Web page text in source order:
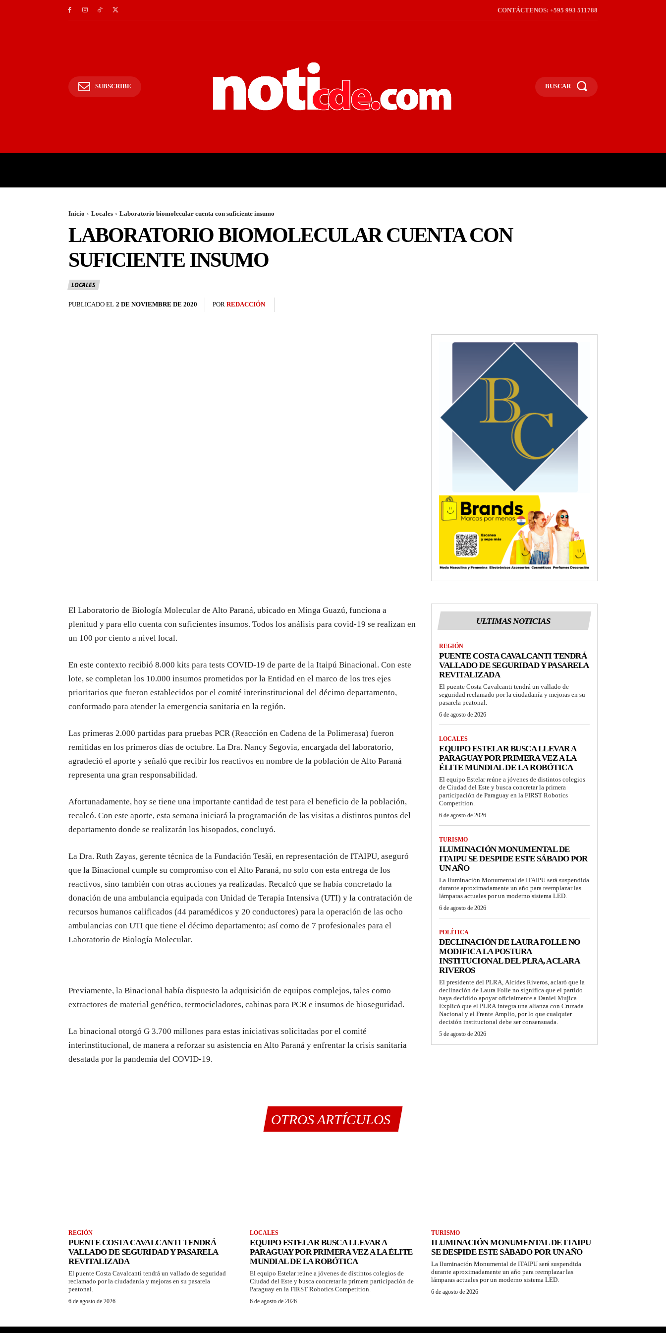
CONTÁCTENOS: +595 993 511788
SUBSCRIBE BUSCAR
Inicio Locales Laboratorio biomolecular cuenta con suficiente insumo
LABORATORIO BIOMOLECULAR CUENTA CON
SUFICIENTE INSUMO
LOCALES
PUBLICADO EL 2 DE NOVIEMBRE DE 2020 POR REDACCIÓN
El Laboratorio de Biología Molecular de Alto Paraná, ubicado en Minga Guazú, funciona a
plenitud y para ello cuenta con suficientes insumos. Todos los análisis para covid-19 se realizan en
un 100 por ciento a nivel local.
En este contexto recibió 8.000 kits para tests COVID-19 de parte de la Itaipú Binacional. Con este
lote, se completan los 10.000 insumos prometidos por la Entidad en el marco de los tres ejes
prioritarios que fueron establecidos por el comité interinstitucional del décimo departamento,
conformado para atender la emergencia sanitaria en la región.
Las primeras 2.000 partidas para pruebas PCR (Reacción en Cadena de la Polimerasa) fueron
remitidas en los primeros días de octubre. La Dra. Nancy Segovia, encargada del laboratorio,
agradeció el aporte y señaló que recibir los reactivos en nombre de la población de Alto Paraná
representa una gran responsabilidad.
Afortunadamente, hoy se tiene una importante cantidad de test para el beneficio de la población,
recalcó. Con este aporte, esta semana iniciará la programación de las visitas a distintos puntos del
departamento donde se realizarán los hisopados, concluyó.
La Dra. Ruth Zayas, gerente técnica de la Fundación Tesãi, en representación de ITAIPU, aseguró
que la Binacional cumple su compromiso con el Alto Paraná, no solo con esta entrega de los
reactivos, sino también con otras acciones ya realizadas. Recalcó que se había concretado la
donación de una ambulancia equipada con Unidad de Terapia Intensiva (UTI) y la contratación de
recursos humanos calificados (44 paramédicos y 20 conductores) para la operación de las ocho
ambulancias con UTI que tiene el décimo departamento; así como de 7 profesionales para el
Laboratorio de Biología Molecular.
Previamente, la Binacional había dispuesto la adquisición de equipos complejos, tales como
extractores de material genético, termocicladores, cabinas para PCR e insumos de bioseguridad.
La binacional otorgó G 3.700 millones para estas iniciativas solicitadas por el comité
interinstitucional, de manera a reforzar su asistencia en Alto Paraná y enfrentar la crisis sanitaria
desatada por la pandemia del COVID-19.
ULTIMAS NOTICIAS
REGIÓN
PUENTE COSTA CAVALCANTI TENDRÁ
VALLADO DE SEGURIDAD Y PASARELA
REVITALIZADA
El puente Costa Cavalcanti tendrá un vallado de
seguridad reclamado por la ciudadanía y mejoras en su
pasarela peatonal.
6 de agosto de 2026
LOCALES
EQUIPO ESTELAR BUSCA LLEVAR A
PARAGUAY POR PRIMERA VEZ A LA
ÉLITE MUNDIAL DE LA ROBÓTICA
El equipo Estelar reúne a jóvenes de distintos colegios
de Ciudad del Este y busca concretar la primera
participación de Paraguay en la FIRST Robotics
Competition.
6 de agosto de 2026
TURISMO
ILUMINACIÓN MONUMENTAL DE
ITAIPU SE DESPIDE ESTE SÁBADO POR
UN AÑO
La Iluminación Monumental de ITAIPU será suspendida
durante aproximadamente un año para reemplazar las
lámparas actuales por un moderno sistema LED.
6 de agosto de 2026
POLÍTICA
DECLINACIÓN DE LAURA FOLLE NO
MODIFICA LA POSTURA
INSTITUCIONAL DEL PLRA, ACLARA
RIVEROS
El presidente del PLRA, Alcides Riveros, aclaró que la
declinación de Laura Folle no significa que el partido
haya decidido apoyar oficialmente a Daniel Mujica.
Explicó que el PLRA integra una alianza con Cruzada
Nacional y el Frente Amplio, por lo que cualquier
decisión institucional debe ser consensuada.
5 de agosto de 2026
OTROS ARTÍCULOS
REGIÓN
PUENTE COSTA CAVALCANTI TENDRÁ
VALLADO DE SEGURIDAD Y PASARELA
REVITALIZADA
El puente Costa Cavalcanti tendrá un vallado de seguridad
reclamado por la ciudadanía y mejoras en su pasarela
peatonal.
6 de agosto de 2026
LOCALES
EQUIPO ESTELAR BUSCA LLEVAR A
PARAGUAY POR PRIMERA VEZ A LA ÉLITE
MUNDIAL DE LA ROBÓTICA
El equipo Estelar reúne a jóvenes de distintos colegios de
Ciudad del Este y busca concretar la primera participación de
Paraguay en la FIRST Robotics Competition.
6 de agosto de 2026
TURISMO
ILUMINACIÓN MONUMENTAL DE ITAIPU
SE DESPIDE ESTE SÁBADO POR UN AÑO
La Iluminación Monumental de ITAIPU será suspendida
durante aproximadamente un año para reemplazar las
lámparas actuales por un moderno sistema LED.
6 de agosto de 2026